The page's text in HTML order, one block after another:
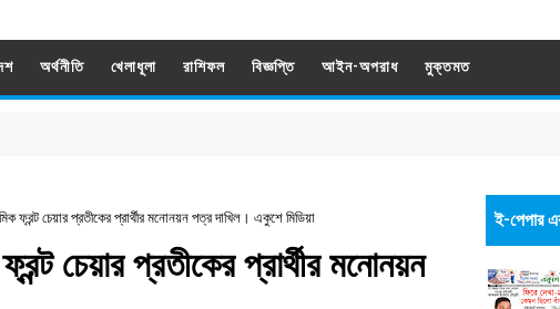
অর্থনীতি খেলাধূলা রাশিফল বিজ্ঞপ্তি আইন-অপরাধ মুক্তমত
ফ্রন্ট চেয়ার প্রতীকের প্রার্থীর মনোনয়ন পত্র দাখিল। একুশে মিডিয়া
চেয়ার প্রতীকের প্রার্থীর মনোনয়ন
ই-পেপার